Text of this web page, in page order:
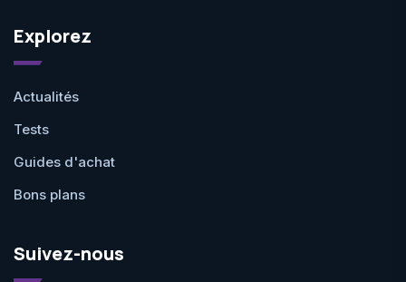
Explorez
Actualités
Tests
Guides d'achat
Bons plans
Suivez-nous